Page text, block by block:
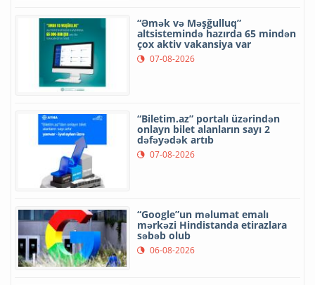
“Əmək və Məşğulluq”
altsistemində hazırda 65 mindən
çox aktiv vakansiya var
07-08-2026
“Biletim.az” portalı üzərindən
onlayn bilet alanların sayı 2
dəfəyədək artıb
07-08-2026
“Google”un məlumat emalı
mərkəzi Hindistanda etirazlara
səbəb olub
06-08-2026